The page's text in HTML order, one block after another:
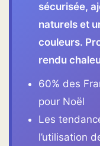
sécurisée,
naturels et
couleurs.
rendu
60% des
pour Noël
Les
l’utilisation